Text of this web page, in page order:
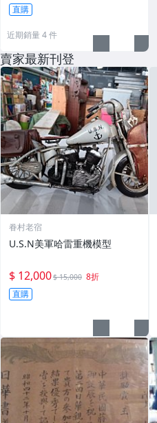
直購
近期銷量 4 件
賣家最新刊登
眷村老宿
U.S.N美軍哈雷重機模型
$ 12,000$ 15,000 8折
直購